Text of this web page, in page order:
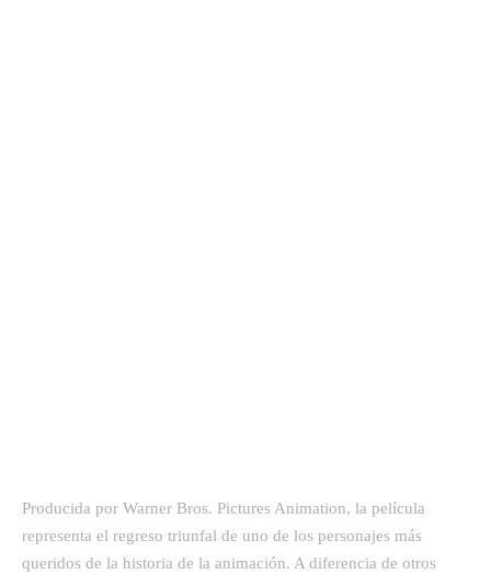
Producida por Warner Bros. Pictures Animation, la película
representa el regreso triunfal de uno de los personajes más
queridos de la historia de la animación. A diferencia de otros